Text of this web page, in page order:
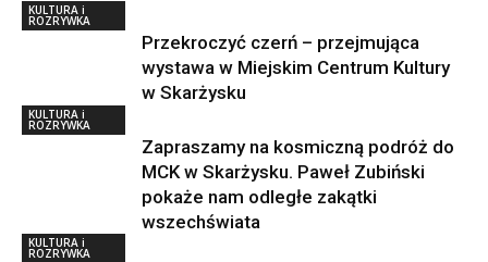
KULTURA i
ROZRYWKA
Przekroczyć czerń – przejmująca
wystawa w Miejskim Centrum Kultury
w Skarżysku
KULTURA i
ROZRYWKA
Zapraszamy na kosmiczną podróż do
MCK w Skarżysku. Paweł Zubiński
pokaże nam odległe zakątki
wszechświata
KULTURA i
ROZRYWKA